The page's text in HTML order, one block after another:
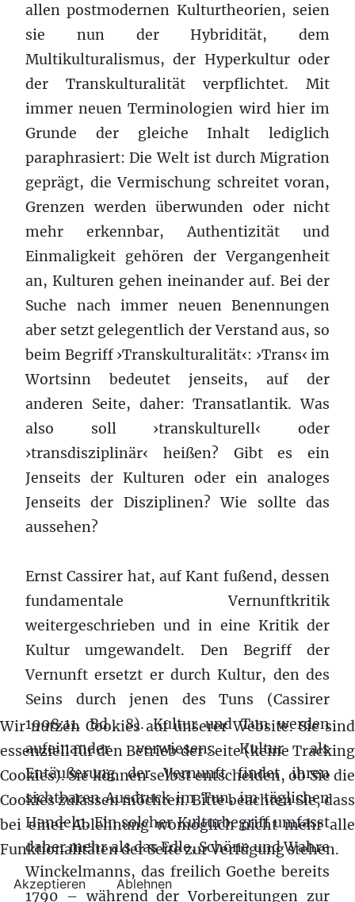
allen postmodernen Kulturtheorien, seien
sie nun der Hybridität, dem
Multikulturalismus, der Hyperkultur oder
der Transkulturalität verpflichtet. Mit
immer neuen Terminologien wird hier im
Grunde der gleiche Inhalt lediglich
paraphrasiert: Die Welt ist durch Migration
geprägt, die Vermischung schreitet voran,
Grenzen werden überwunden oder nicht
mehr erkennbar, Authentizität und
Einmaligkeit gehören der Vergangenheit
an, Kulturen gehen ineinander auf. Bei der
Suche nach immer neuen Benennungen
aber setzt gelegentlich der Verstand aus, so
beim Begriff ›Transkulturalität‹: ›Trans‹ im
Wortsinn bedeutet jenseits, auf der
anderen Seite, daher: Transatlantik. Was
also soll ›transkulturell‹ oder
›transdisziplinär‹ heißen? Gibt es ein
Jenseits der Kulturen oder ein analoges
Jenseits der Disziplinen? Wie sollte das
aussehen?
Ernst Cassirer hat, auf Kant fußend, dessen
fundamentale Vernunftkritik
weitergeschrieben und in eine Kritik der
Kultur umgewandelt. Den Begriff der
Vernunft ersetzt er durch Kultur, den des
Seins durch jenen des Tuns (Cassirer
1998:11. Bd., 8). Kultur und Tun werden
aufeinander verwiesen: Kultur als
Entäußerung der Vernunft findet ihren
sichtbaren Ausdruck im Tun, im täglichen
Handeln. Ein solcher Kulturbegriff umfasst
daher mehr als das Edle, Schöne und Wahre
Winckelmanns, das freilich Goethe bereits
1790 – während der Vorbereitungen zur
Wir nutzen Cookies auf unserer Website. Sie sind
essenziell für den Betrieb der Seite (keine Tracking
Cookies). Sie können selbst entscheiden, ob Sie die
Cookies zulassen möchten. Bitte beachten Sie, dass
bei einer Ablehnung womöglich nicht mehr alle
Funktionalitäten der Seite zur Verfügung stehen.
Akzeptieren Ablehnen